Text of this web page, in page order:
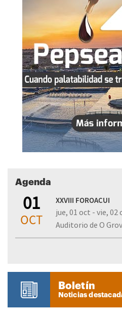
Agenda
01
OCT
XXVIII FOROACUI
jue, 01 oct - vie, 02
Auditorio de O
Boletín
Noticias